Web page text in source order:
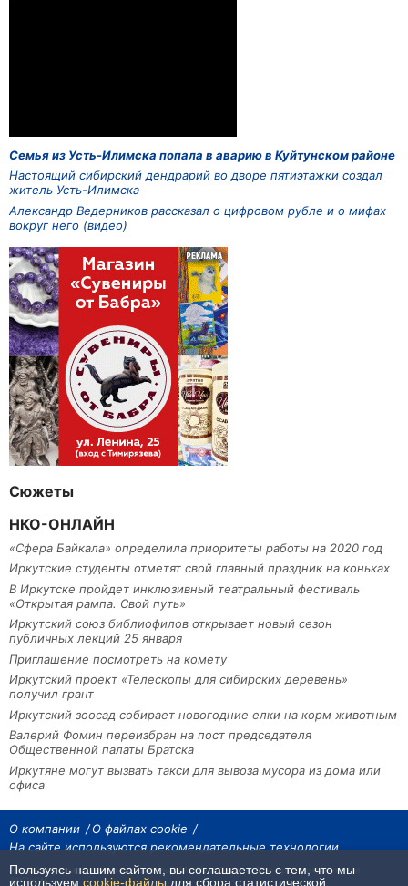
Семья из Усть-Илимска попала в аварию в Куйтунском районе
Настоящий сибирский дендрарий во дворе пятиэтажки создал
житель Усть-Илимска
Александр Ведерников рассказал о цифровом рубле и о мифах
вокруг него (видео)
Сюжеты
НКО-ОНЛАЙН
«Сфера Байкала» определила приоритеты работы на 2020 год
Иркутские студенты отметят свой главный праздник на коньках
В Иркутске пройдет инклюзивный театральный фестиваль
«Открытая рампа. Свой путь»
Иркутский союз библиофилов открывает новый сезон
публичных лекций 25 января
Приглашение посмотреть на комету
Иркутский проект «Телескопы для сибирских деревень»
получил грант
Иркутский зоосад собирает новогодние елки на корм животным
Валерий Фомин переизбран на пост председателя
Общественной палаты Братска
Иркутяне могут вызвать такси для вывоза мусора из дома или
офиса
О компании
О файлах cookie
На сайте используются рекомендательные технологии
На сайте размещаются материалы ИА «Наш Север». Все права охраняются
законом.
Пользуясь нашим сайтом, вы соглашаетесь с тем, что мы
используем cookie-файлы для сбора статистической